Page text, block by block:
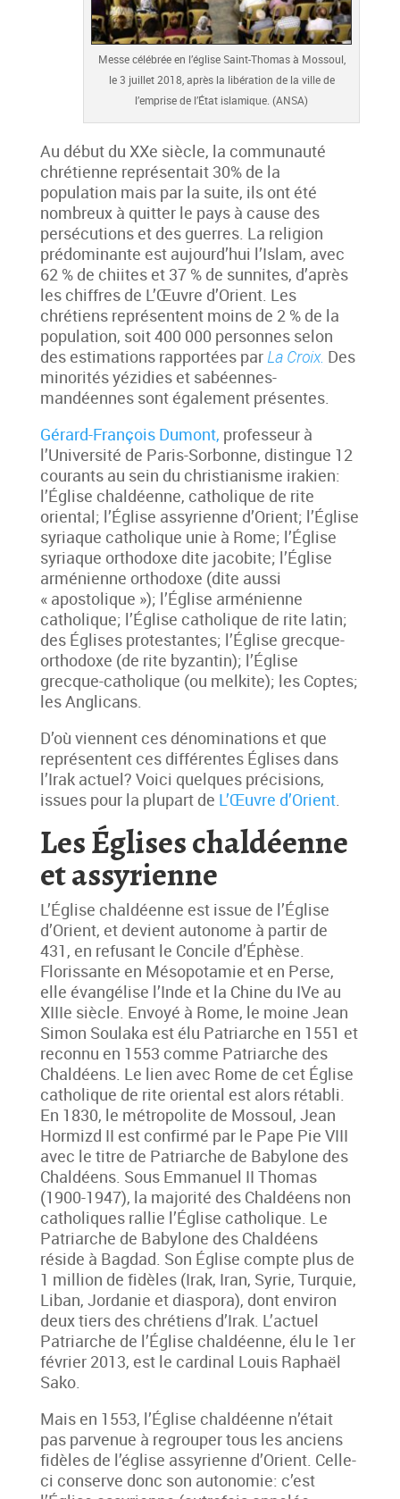
Messe célébrée en l’église Saint-Thomas à Mossoul,
le 3 juillet 2018, après la libération de la ville de
l’emprise de l’État islamique. (ANSA)
Au début du XXe siècle, la communauté
chrétienne représentait 30% de la
population mais par la suite, ils ont été
nombreux à quitter le pays à cause des
persécutions et des guerres. La religion
prédominante est aujourd’hui l’Islam, avec
62 % de chiites et 37 % de sunnites, d’après
les chiffres de L’Œuvre d’Orient. Les
chrétiens représentent moins de 2 % de la
population, soit 400 000 personnes selon
des estimations rapportées par La Croix. Des
minorités yézidies et sabéennes-
mandéennes sont également présentes.
Gérard-François Dumont, professeur à
l’Université de Paris-Sorbonne, distingue 12
courants au sein du christianisme irakien:
l’Église chaldéenne, catholique de rite
oriental; l’Église assyrienne d’Orient; l’Église
syriaque catholique unie à Rome; l’Église
syriaque orthodoxe dite jacobite; l’Église
arménienne orthodoxe (dite aussi
« apostolique »); l’Église arménienne
catholique; l’Église catholique de rite latin;
des Églises protestantes; l’Église grecque-
orthodoxe (de rite byzantin); l’Église
grecque-catholique (ou melkite); les Coptes;
les Anglicans.
D’où viennent ces dénominations et que
représentent ces différentes Églises dans
l’Irak actuel? Voici quelques précisions,
issues pour la plupart de L’Œuvre d’Orient.
Les Églises chaldéenne
et assyrienne
L’Église chaldéenne est issue de l’Église
d’Orient, et devient autonome à partir de
431, en refusant le Concile d’Éphèse.
Florissante en Mésopotamie et en Perse,
elle évangélise l’Inde et la Chine du IVe au
XIIIe siècle. Envoyé à Rome, le moine Jean
Simon Soulaka est élu Patriarche en 1551 et
reconnu en 1553 comme Patriarche des
Chaldéens. Le lien avec Rome de cet Église
catholique de rite oriental est alors rétabli.
En 1830, le métropolite de Mossoul, Jean
Hormizd II est confirmé par le Pape Pie VIII
avec le titre de Patriarche de Babylone des
Chaldéens. Sous Emmanuel II Thomas
(1900-1947), la majorité des Chaldéens non
catholiques rallie l’Église catholique. Le
Patriarche de Babylone des Chaldéens
réside à Bagdad. Son Église compte plus de
1 million de fidèles (Irak, Iran, Syrie, Turquie,
Liban, Jordanie et diaspora), dont environ
deux tiers des chrétiens d’Irak. L’actuel
Patriarche de l’Église chaldéenne, élu le 1er
février 2013, est le cardinal Louis Raphaël
Sako.
Mais en 1553, l’Église chaldéenne n’était
pas parvenue à regrouper tous les anciens
fidèles de l’église assyrienne d’Orient. Celle-
ci conserve donc son autonomie: c’est